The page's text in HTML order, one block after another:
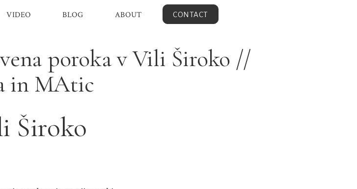
VIDEO BLOG ABOUT CONTACT
poroka v Vili Široko //
in MAtic
Široko